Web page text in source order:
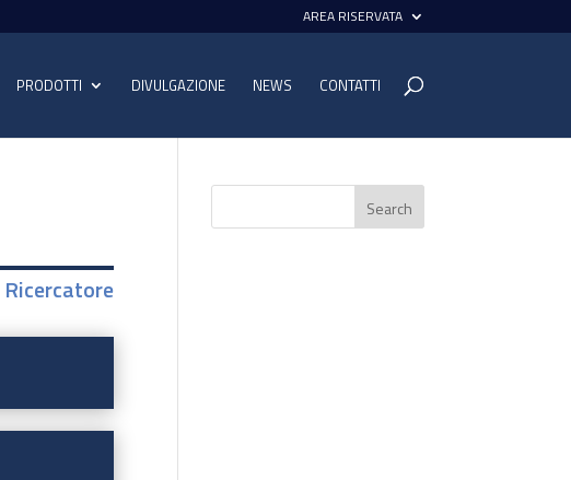
AREA RISERVATA
PRODOTTI DIVULGAZIONE NEWS CONTATTI
Ricercatore